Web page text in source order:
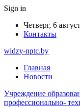
Sign in
Четверг, 6
Контакты
widzy-nptc.by
Главная
Новости
Учреждение
профессионально-